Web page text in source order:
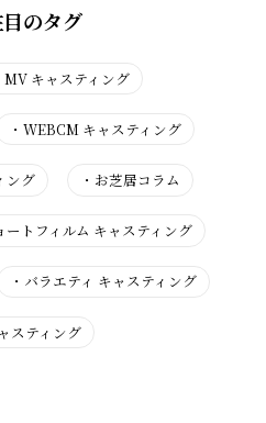
のタグ
MV キャスティング
・WEBCM キャスティング
ング ・ お芝居コラム
ートフィルム キャスティング
・ バラエティ キャスティング
スティング